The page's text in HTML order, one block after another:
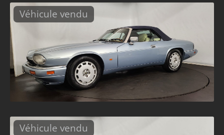
Véhicule vendu
Véhicule vendu